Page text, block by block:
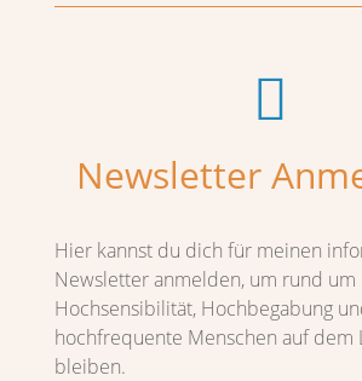

Newsletter
Hier kannst du dich für meinen
Newsletter anmelden, um rund um
Hochsensibilität, Hochbegabung
hochfrequente Menschen auf dem
bleiben.